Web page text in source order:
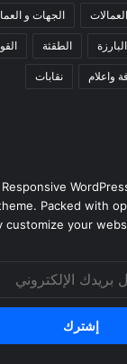
الجهات و
الطقثة
واعلام نقابات
Packed with
customize your